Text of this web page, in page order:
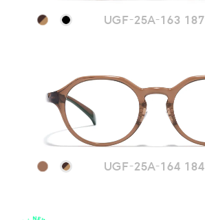
UGF-25A-163 187
UGF-25A-164 184